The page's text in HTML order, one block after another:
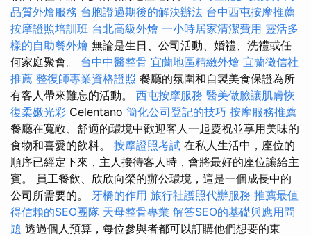
品質外燴服務 台胞證過期後的解決辦法 台中西屯按摩推薦
按摩證照培訓班 台北高級外燴 一小時居家清潔費用 靈活多
樣的自助餐外燴 無論是生日、公司活動、婚禮、洗禮或任
何家庭聚會。 台中中醫整骨 宜蘭地區精緻外燴 宜蘭徵信社
推薦 整復師專業資格證照 餐廳的氛圍和自製美食保證為所
有客人帶來難忘的活動。 西屯按摩服務 醫美做臉讓肌膚恢
復柔嫩光彩 Celentano 簡化公司登記的技巧 按摩服務推薦
餐廳在寬敞、舒適的環境中歡迎客人一起慶祝並享用美味的
食物和喜愛的飲料。 按摩證照考試 在私人生活中，座位的
順序已經定下來，主人接待客人時，會將最好的座位讓給主
賓。 員工餐飲、欣欣向榮的辦公環境，這是一個成長中的
公司所需要的。 牙橋的作用 旅行社護照代辦服務 推薦最值
得信賴的SEO團隊 天母整骨專業 解答SEO的基礎與應用問
題 透過個人預算，每位參與者都可以訂購他們想要的東